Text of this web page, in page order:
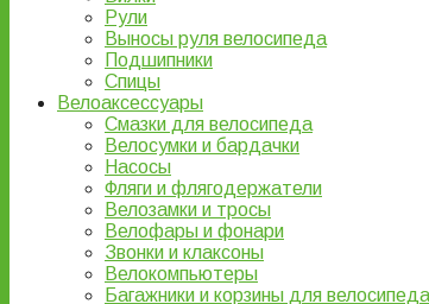
Рули
Выносы руля велосипеда
Подшипники
Спицы
Велоаксессуары
Смазки для велосипеда
Велосумки и бардачки
Насосы
Фляги и флягодержатели
Велозамки и тросы
Велофары и фонари
Звонки и клаксоны
Велокомпьютеры
Багажники и корзины для велосипеда